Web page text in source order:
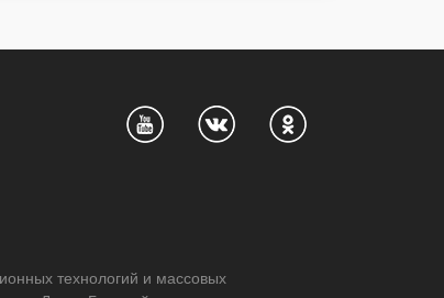
технологий и массовых